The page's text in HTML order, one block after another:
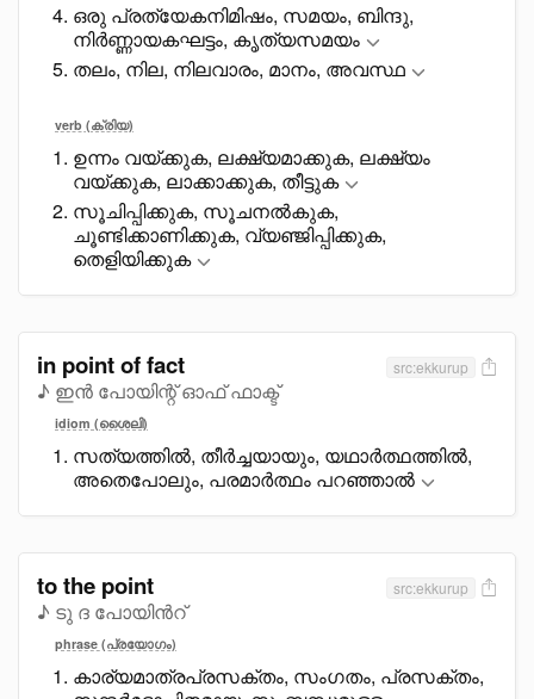
ഒരു പ്രത്യേകനിമിഷം, സമയം, ബിന്ദു,
നിർണ്ണായകഘട്ടം, കൃത്യസമയം
തലം, നില, നിലവാരം, മാനം, അവസ്ഥ
verb (ക്രിയ)
ഉന്നം വയ്ക്കുക, ലക്ഷ്യമാക്കുക, ലക്ഷ്യം
വയ്ക്കുക, ലാക്കാക്കുക, തീട്ടുക
സൂചിപ്പിക്കുക, സൂചനൽകുക,
ചൂണ്ടിക്കാണിക്കുക, വ്യഞ്ജിപ്പിക്കുക,
തെളിയിക്കുക
in point of fact
♪ ഇൻ പോയിന്റ് ഓഫ് ഫാക്ട്
src:ekkurup
idiom (ശൈലി)
സത്യത്തിൽ, തീർച്ചയായും, യഥാർത്ഥത്തിൽ,
അതെപോലും, പരമാർത്ഥം പറഞ്ഞാൽ
to the point
♪ ടു ദ പോയിൻറ്
src:ekkurup
phrase (പ്രയോഗം)
കാര്യമാത്രപ്രസക്തം, സംഗതം, പ്രസക്തം,